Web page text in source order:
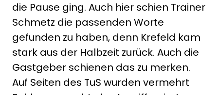
die Pause ging. Auch hier schien Trainer
Schmetz die passenden Worte
gefunden zu haben, denn Krefeld kam
stark aus der Halbzeit zurück. Auch die
Gastgeber schienen das zu merken.
Auf Seiten des TuS wurden vermehrt